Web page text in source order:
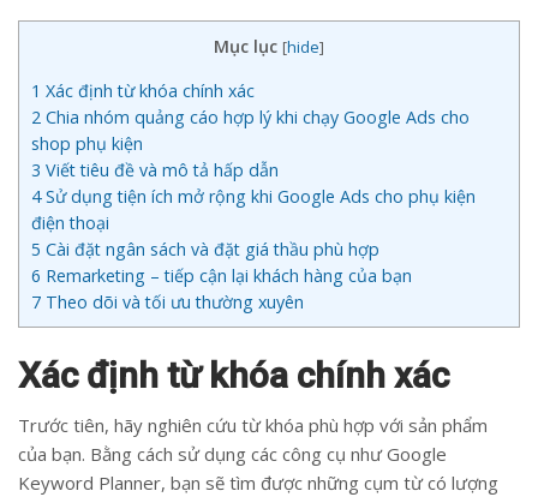
Mục lục [hide]
1 Xác định từ khóa chính xác
2 Chia nhóm quảng cáo hợp lý khi chạy Google Ads cho
shop phụ kiện
3 Viết tiêu đề và mô tả hấp dẫn
4Sử dụng tiện ích mở rộng khi Google Ads cho phụ kiện
điện thoại
5 Cài đặt ngân sách và đặt giá thầu phù hợp
6 Remarketing – tiếp cận lại khách hàng của bạn
7 Theo dõi và tối ưu thường xuyên
Xác định từ khóa chính xác
Trước tiên, hãy nghiên cứu từ khóa phù hợp với sản phẩm
của bạn. Bằng cách sử dụng các công cụ như Google
Keyword Planner, bạn sẽ tìm được những cụm từ có lượng